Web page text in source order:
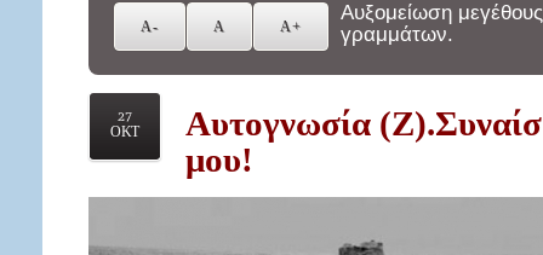
Αυξομείωση μεγέθους
γραμμάτων.
27
ΟΚΤ
Αυτογνωσία
μου!